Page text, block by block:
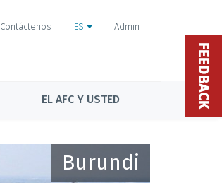
Contáctenos ES Admin
EL AFC Y USTED
Burundi
FEEDBACK